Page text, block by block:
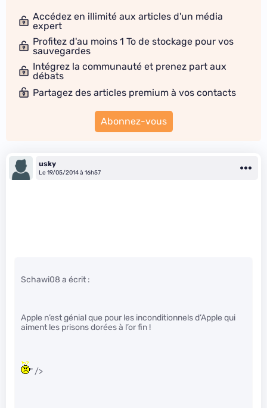
Accédez en illimité aux articles d'un média
expert
Profitez d'au moins 1 To de stockage pour vos
sauvegardes
Intégrez la communauté et prenez part aux
débats
Partagez des articles premium à vos contacts
Abonnez-vous
usky
Le 19/05/2014 à 16h57
Schawi08 a écrit :
Apple n’est génial que pour les inconditionnels d’Apple qui
aiment les prisons dorées à l’or fin !
" />